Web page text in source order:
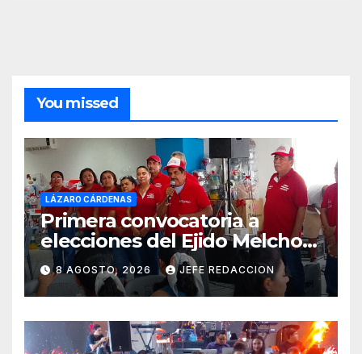
You missed
LÁZARO CÁRDENAS
Primera convocatoria a
elecciones del Ejido Melchor
Ocampo en Lázaro Cárdenas
el domingo
8 AGOSTO, 2026 JEFE REDACCION